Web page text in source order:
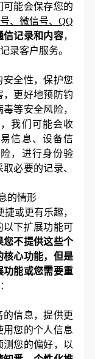
能会保存您的
、微信号、QQ
信记录和内容，
录客户服务。
全性，保护您
更好地预防钓
等安全风险，
我们可能会收
信息、设备信
，进行身份验
必要的记录、
的情形
捷或更有乐趣，
以下扩展功能可
您不提供这些个
核心功能，但是
功能或您需要重
信息，提供更
您的个人信息
您的偏好，以